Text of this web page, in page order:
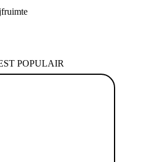
POPULAIR